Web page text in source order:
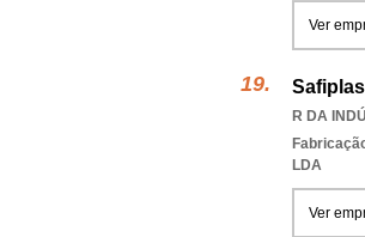
Ver
R DA
LDA
Ver